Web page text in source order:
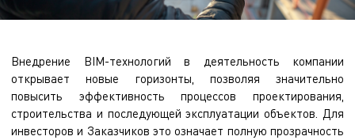
Внедрение BIM-технологий в деятельность компании
открывает новые горизонты, позволяя значительно
повысить эффективность процессов проектирования,
строительства и последующей эксплуатации объектов. Для
инвесторов и Заказчиков это означает полную прозрачность